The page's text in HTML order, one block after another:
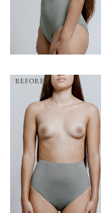
BEFORE